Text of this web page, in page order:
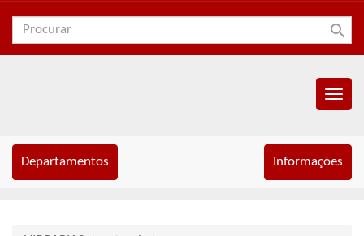
search
Menu
Departamentos Informações